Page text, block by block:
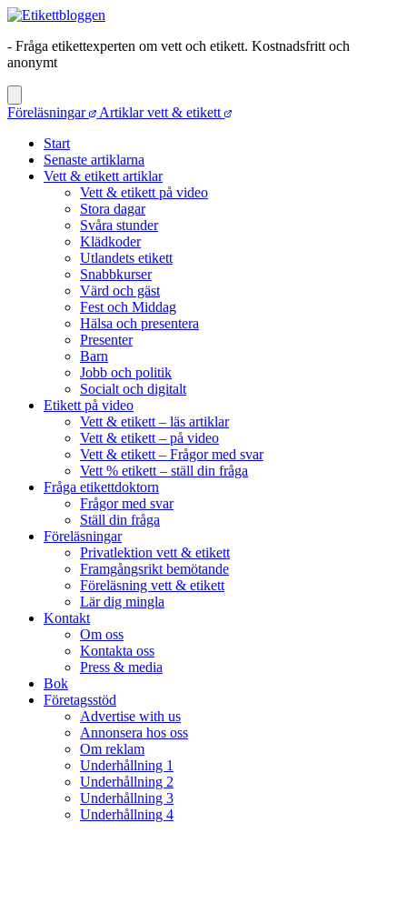
- Fråga etikettexperten om vett och etikett. Kostnadsfritt och
anonymt
Föreläsningar
Artiklar vett & etikett
Start
Senaste artiklarna
Vett & etikett artiklar
Vett & etikett på video
Stora dagar
Svåra stunder
Klädkoder
Utlandets etikett
Snabbkurser
Värd och gäst
Fest och Middag
Hälsa och presentera
Presenter
Barn
Jobb och politik
Socialt och digitalt
Etikett på video
Vett & etikett – läs artiklar
Vett & etikett – på video
Vett & etikett – Frågor med svar
Vett % etikett – ställ din fråga
Fråga etikettdoktorn
Frågor med svar
Ställ din fråga
Föreläsningar
Privatlektion vett & etikett
Framgångsrikt bemötande
Föreläsning vett & etikett
Lär dig mingla
Kontakt
Om oss
Kontakta oss
Press & media
Bok
Företagsstöd
Advertise with us
Annonsera hos oss
Om reklam
Underhållning 1
Underhållning 2
Underhållning 3
Underhållning 4